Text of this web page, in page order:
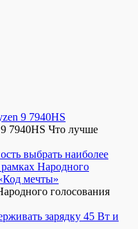
9 7940HS
7940HS Что лучше
выбрать наиболее
Народного
мечты»
голосования
зарядку 45 Вт и